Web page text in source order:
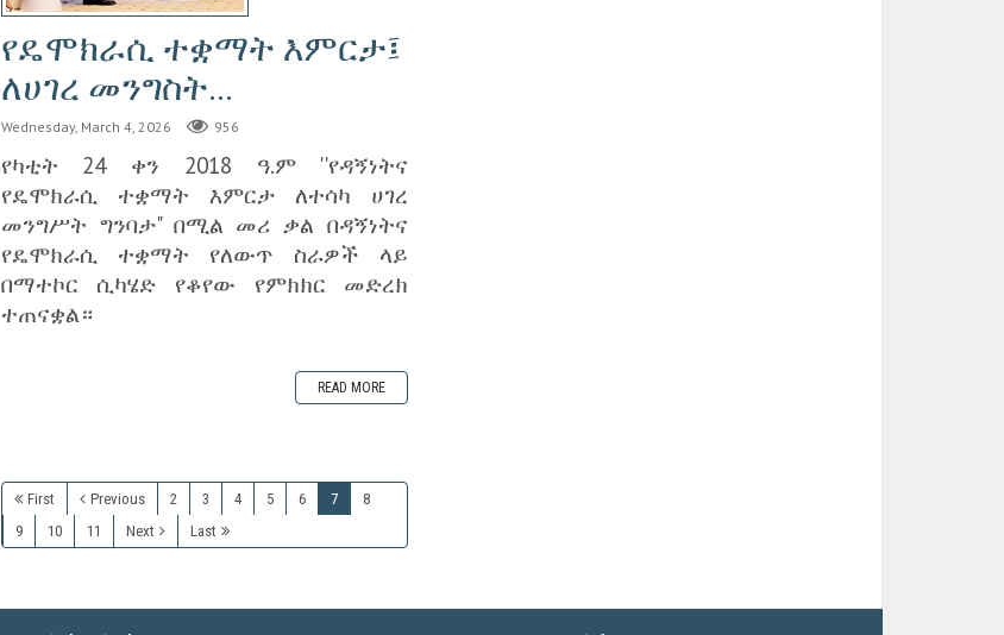
የዴሞክራሲ ተቋማት እምርታ፤
ለሀገረ መንግስት...
Wednesday, March 4, 2026 956
የካቲት 24 ቀን 2018 ዓ.ም ''የዳኝነትና
የዴሞክራሲ ተቋማት እምርታ ለተሳካ ሀገረ
መንግሥት ግንባታ" በሚል መሪ ቃል በዳኝነትና
የዴሞክራሲ ተቋማት የለውጥ ስራዎች ላይ
በማተኮር ሲካሄድ የቆየው የምክክር መድረክ
ተጠናቋል።
READ MORE
First Previous 2 3 4 5 6 7
8
9
10 11 Next Last